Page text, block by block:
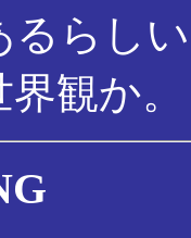
るらし
界観か